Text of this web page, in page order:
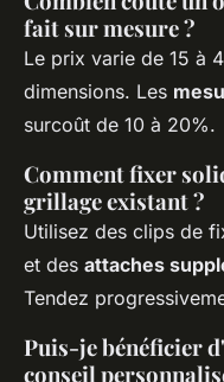
fait sur mesure ?
Le prix varie de 15 à
dimensions. Les
surcoût de 10 à 20%.
Comment fixer
grillage existant ?
Utilisez des clips de
et des attaches
Tendez
Puis-je bénéficier
conseil